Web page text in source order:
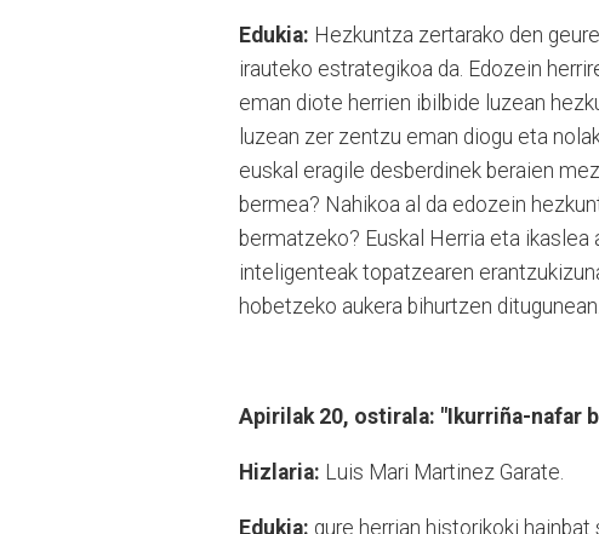
Edukia: Hezkuntza zertarako den
irauteko estrategikoa da. Edozein
eman diote herrien ibilbide luzean
luzean zer zentzu eman diogu eta
euskal eragile desberdinek beraien
bermea? Nahikoa al da edozein
bermatzeko? Euskal Herria eta
inteligenteak topatzearen
hobetzeko aukera bihurtzen ditugunean.
Apirilak 20, ostirala: "Ikurriña-nafar
Hizlaria: Luis Mari Martinez Garate.
Edukia: gure herrian historikoki hainbat